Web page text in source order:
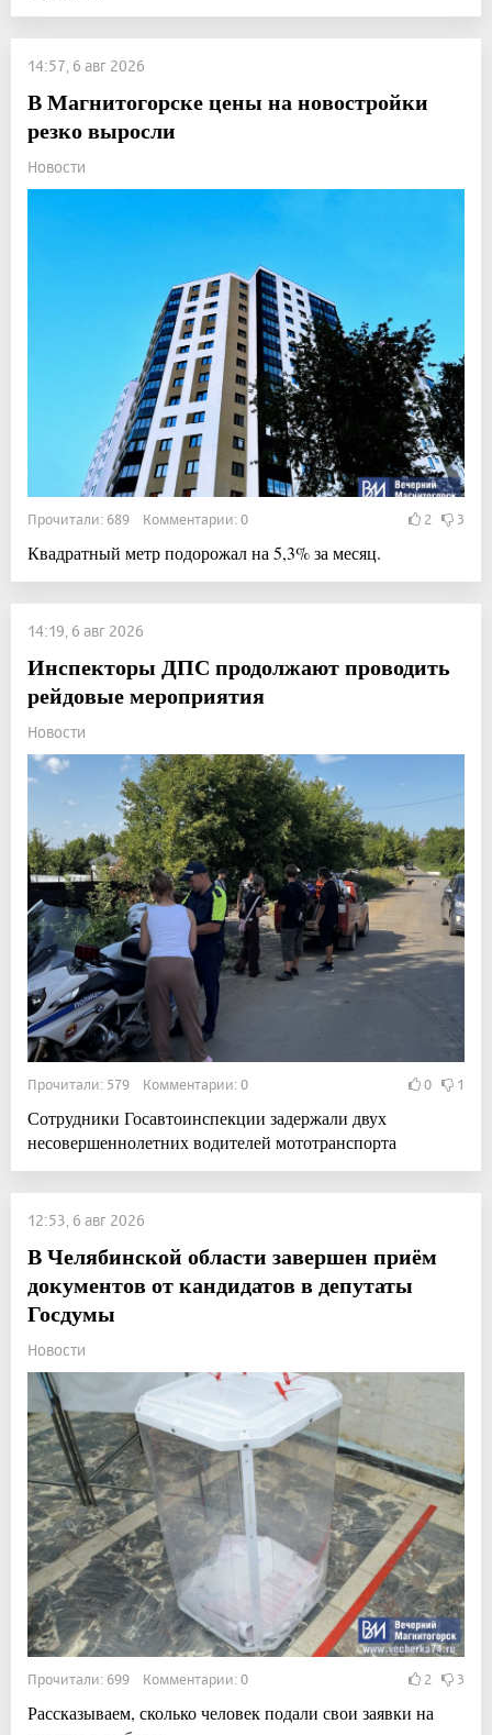
14:57, 6 авг 2026
В Магнитогорске цены на новостройки
резко выросли
Новости
Прочитали: 689 Комментарии: 0 2 3
Квадратный метр подорожал на 5,3% за месяц.
14:19, 6 авг 2026
Инспекторы ДПС продолжают проводить
рейдовые мероприятия
Новости
Прочитали: 579 Комментарии: 0 0 1
Сотрудники Госавтоинспекции задержали двух
несовершеннолетних водителей мототранспорта
12:53, 6 авг 2026
В Челябинской области завершен приём
документов от кандидатов в депутаты
Госдумы
Новости
Прочитали: 699 Комментарии: 0 2 3
Рассказываем, сколько человек подали свои заявки на